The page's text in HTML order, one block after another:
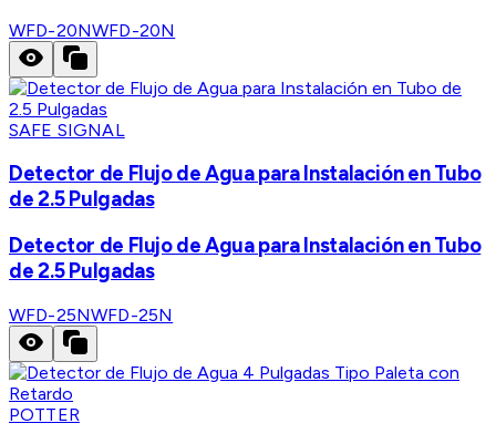
WFD-20NWFD-20N
SAFE SIGNAL
Detector de Flujo de Agua para Instalación en Tubo
de 2.5 Pulgadas
Detector de Flujo de Agua para Instalación en Tubo
de 2.5 Pulgadas
WFD-25NWFD-25N
POTTER